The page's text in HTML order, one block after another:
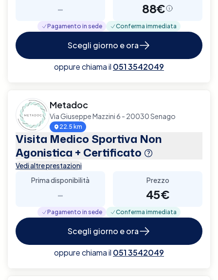
- 88€
Pagamento in sede Conferma immediata
Scegli giorno e ora
oppure chiama il 051 3542049
Metadoc
Via Giuseppe Mazzini 6 - 20030 Senago
22.5 km
Visita Medico Sportiva Non
Agonistica + Certificato
Vedi altre prestazioni
Prima disponibilità
-
Prezzo
45€
Pagamento in sede Conferma immediata
Scegli giorno e ora
oppure chiama il 051 3542049